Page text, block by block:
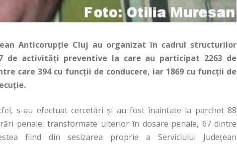
Anticorupţie Cluj au organizat în cadrul structurilor
de activităţi preventive la care au participat 2263 de
care 394 cu funcţii de conducere, iar 1869 cu funcţii de
s-au efectuat cercetări şi au fost înaintate la parchet 88
penale, transformate ulterior în dosare penale, 67 dintre
fiind din sesizarea proprie a Serviciului Judeţean